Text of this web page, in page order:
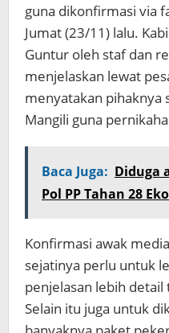
guna dikonfirmasi via
Jumat (23/11) lalu.
Guntur oleh staf dan
menjelaskan lewat
menyatakan pihaknya
Mangili guna
Baca Juga: Diduga
Pol PP Tahan 28
Konfirmasi awak
sejatinya perlu untuk
penjelasan lebih
Selain itu juga untuk